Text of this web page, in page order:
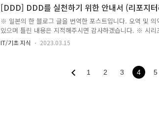
독단적인 해석과 실천 방법에 대해 소개하고자한다. DDD
말했듯 꽤 넓다. 에릭 에반스가 말..
[DDD] DDD를 실천하기 위한 안내서 (리포지
※ 일본의 한 블로그 글을 번역한 포스트입니다. 오역 및 의
있으며 틀린 내용은 지적해주시면 감사하겠습니다. ※ 시리
편은 여기를 참조해주세요. 시작하기에 앞서 리포지터리 패
도메인 모델의 영속화를 위한 디자인 패턴이다. 지금 여러군
이 있다. 따라서 이번 포스트를 통해 리포지터리 패턴의 의
것을 목표하고 있다. 그리고 리포지터리 패턴에는 도움이 되
IT/기초 지식 2023.03.15
1 2 3 4 5